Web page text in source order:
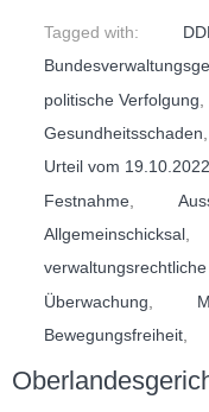
Tagged with:
politische Verfolgung
Gesundheitsschaden
Urteil vom 19.10.2022
Festnahme
Allgemeinschicksal
Überwachung
Bewegungsfreiheit